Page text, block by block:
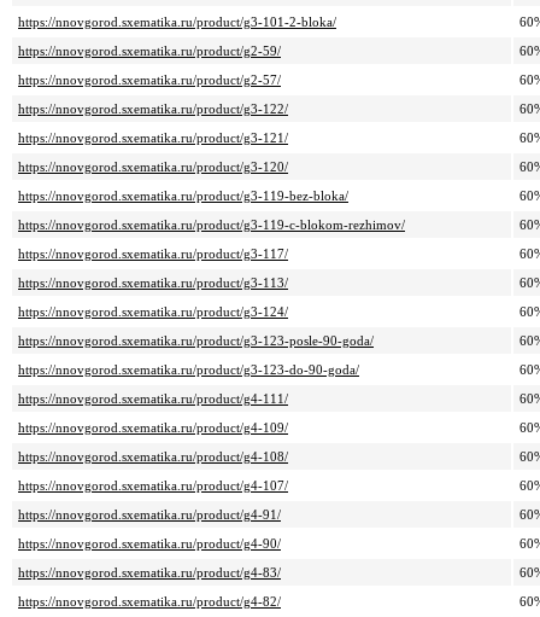
https://nnovgorod.sxematika.ru/product/g3-101-2-bloka/
https://nnovgorod.sxematika.ru/product/g2-59/
https://nnovgorod.sxematika.ru/product/g2-57/
https://nnovgorod.sxematika.ru/product/g3-122/
https://nnovgorod.sxematika.ru/product/g3-121/
https://nnovgorod.sxematika.ru/product/g3-120/
https://nnovgorod.sxematika.ru/product/g3-119-bez-bloka/
https://nnovgorod.sxematika.ru/product/g3-119-c-blokom-rezhimov/
https://nnovgorod.sxematika.ru/product/g3-117/
https://nnovgorod.sxematika.ru/product/g3-113/
https://nnovgorod.sxematika.ru/product/g3-124/
https://nnovgorod.sxematika.ru/product/g3-123-posle-90-goda/
https://nnovgorod.sxematika.ru/product/g3-123-do-90-goda/
https://nnovgorod.sxematika.ru/product/g4-111/
https://nnovgorod.sxematika.ru/product/g4-109/
https://nnovgorod.sxematika.ru/product/g4-108/
https://nnovgorod.sxematika.ru/product/g4-107/
https://nnovgorod.sxematika.ru/product/g4-91/
https://nnovgorod.sxematika.ru/product/g4-90/
https://nnovgorod.sxematika.ru/product/g4-83/
https://nnovgorod.sxematika.ru/product/g4-82/